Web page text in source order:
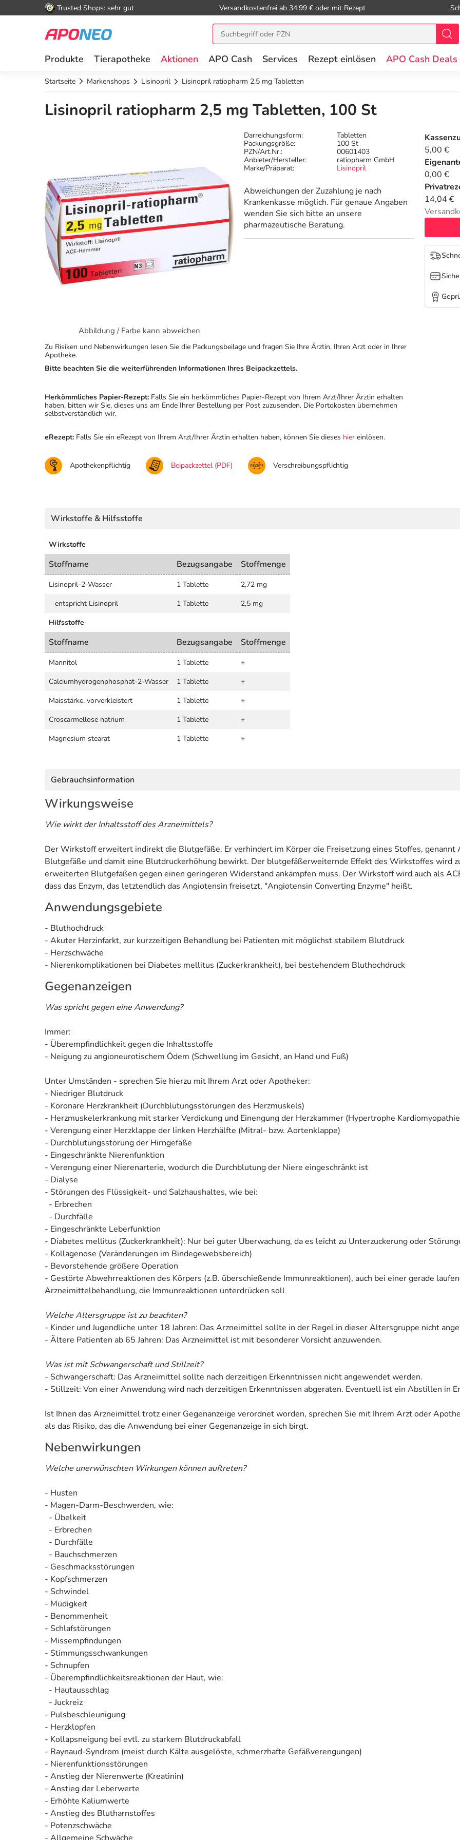
Trusted Shops: sehr gut Versandkostenfrei ab 34.99 € oder mit Rezept
Produkte Tierapotheke Aktionen APO Cash Services Rezept einlösen APO Cash Deals
Startseite Markenshops Lisinopril Lisinopril ratiopharm 2,5 mg Tabletten
Lisinopril ratiopharm 2,5 mg Tabletten, 100 St
Abbildung / Farbe kann abweichen
Darreichungsform:
Tabletten
Packungsgröße:
100 St
PZN/Art.Nr.:
00601403
Anbieter/Hersteller:
ratiopharm GmbH
Marke/Präparat:
Lisinopril
Abweichungen der Zuzahlung je nach
Krankenkasse möglich. Für genaue Angaben
wenden Sie sich bitte an unsere
pharmazeutische Beratung.
5,00 €
0,00 €
14,04 €
Zu Risiken und Nebenwirkungen lesen Sie die Packungsbeilage und fragen Sie Ihre Ärztin, Ihren Arzt oder in Ihrer
Apotheke.
Bitte beachten Sie die weiterführenden Informationen Ihres Beipackzettels.
Herkömmliches Papier-Rezept: Falls Sie ein herkömmliches Papier-Rezept von Ihrem Arzt/Ihrer Ärztin erhalten
haben, bitten wir Sie, dieses uns am Ende Ihrer Bestellung per Post zuzusenden. Die Portokosten übernehmen
selbstverständlich wir.
eRezept: Falls Sie ein eRezept von Ihrem Arzt/Ihrer Ärztin erhalten haben, können Sie dieses hier einlösen.
Apothekenpflichtig Beipackzettel (PDF) Verschreibungspflichtig
Wirkstoffe & Hilfsstoffe
Wirkstoffe
Stoffname Bezugsangabe Stoffmenge
Lisinopril-2-Wasser 1 Tablette
2,72 mg
entspricht Lisinopril
1 Tablette
2,5 mg
Hilfsstoffe
Stoffname Bezugsangabe Stoffmenge
Mannitol 1 Tablette
+
Calciumhydrogenphosphat-2-Wasser
1 Tablette
+
Maisstärke, vorverkleistert
1 Tablette
+
Croscarmellose natrium
1 Tablette
+
Magnesium stearat
1 Tablette +
Gebrauchsinformation
Wirkungsweise
Wie wirkt der Inhaltsstoff des Arzneimittels?
Der Wirkstoff erweitert indirekt die Blutgefäße. Er verhindert im Körper die Freisetzung eines Stoffes, genannt
Blutgefäße und damit eine Blutdruckerhöhung bewirkt. Der blutgefäßerweiternde Effekt des Wirkstoffes wird
erweiterten Blutgefäßen gegen einen geringeren Widerstand ankämpfen muss. Der Wirkstoff wird auch als
dass das Enzym, das letztendlich das Angiotensin freisetzt, "Angiotensin Converting Enzyme" heißt.
Anwendungsgebiete
- Bluthochdruck
- Akuter Herzinfarkt, zur kurzzeitigen Behandlung bei Patienten mit möglichst stabilem Blutdruck
- Herzschwäche
- Nierenkomplikationen bei Diabetes mellitus (Zuckerkrankheit), bei bestehendem Bluthochdruck
Gegenanzeigen
Was spricht gegen eine Anwendung?
Immer:
- Überempfindlichkeit gegen die Inhaltsstoffe
- Neigung zu angioneurotischem Ödem (Schwellung im Gesicht, an Hand und Fuß)
Unter Umständen - sprechen Sie hierzu mit Ihrem Arzt oder Apotheker:
- Niedriger Blutdruck
- Koronare Herzkrankheit (Durchblutungsstörungen des Herzmuskels)
- Herzmuskelerkrankung mit starker Verdickung und Einengung der Herzkammer (Hypertrophe
- Verengung einer Herzklappe der linken Herzhälfte (Mitral- bzw. Aortenklappe)
- Durchblutungsstörung der Hirngefäße
- Eingeschränkte Nierenfunktion
- Verengung einer Nierenarterie, wodurch die Durchblutung der Niere eingeschränkt ist
- Dialyse
- Störungen des Flüssigkeit- und Salzhaushaltes, wie bei:
- Erbrechen
- Durchfälle
- Eingeschränkte Leberfunktion
- Diabetes mellitus (Zuckerkrankheit): Nur bei guter Überwachung, da es leicht zu Unterzuckerung oder
- Kollagenose (Veränderungen im Bindegewebsbereich)
- Bevorstehende größere Operation
- Gestörte Abwehrreaktionen des Körpers (z.B. überschießende Immunreaktionen), auch bei einer gerade
Arzneimittelbehandlung, die Immunreaktionen unterdrücken soll
Welche Altersgruppe ist zu beachten?
- Kinder und Jugendliche unter 18 Jahren: Das Arzneimittel sollte in der Regel in dieser Altersgruppe nicht
- Ältere Patienten ab 65 Jahren: Das Arzneimittel ist mit besonderer Vorsicht anzuwenden.
Was ist mit Schwangerschaft und Stillzeit?
- Schwangerschaft: Das Arzneimittel sollte nach derzeitigen Erkenntnissen nicht angewendet werden.
- Stillzeit: Von einer Anwendung wird nach derzeitigen Erkenntnissen abgeraten. Eventuell ist ein Abstillen in
Ist Ihnen das Arzneimittel trotz einer Gegenanzeige verordnet worden, sprechen Sie mit Ihrem Arzt oder
als das Risiko, das die Anwendung bei einer Gegenanzeige in sich birgt.
Nebenwirkungen
Welche unerwünschten Wirkungen können auftreten?
- Husten
- Magen-Darm-Beschwerden, wie:
- Übelkeit
- Erbrechen
- Durchfälle
- Bauchschmerzen
- Geschmacksstörungen
- Kopfschmerzen
- Schwindel
- Müdigkeit
- Benommenheit
- Schlafstörungen
- Missempfindungen
- Stimmungsschwankungen
- Schnupfen
- Überempfindlichkeitsreaktionen der Haut, wie:
- Hautausschlag
- Juckreiz
- Pulsbeschleunigung
- Herzklopfen
- Kollapsneigung bei evtl. zu starkem Blutdruckabfall
- Raynaud-Syndrom (meist durch Kälte ausgelöste, schmerzhafte Gefäßverengungen)
- Nierenfunktionsstörungen
- Anstieg der Nierenwerte (Kreatinin)
- Anstieg der Leberwerte
- Erhöhte Kaliumwerte
- Anstieg des Blutharnstoffes
- Potenzschwäche
- Allgemeine Schwäche